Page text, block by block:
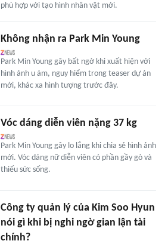
phù hợp với tạo hình nhân vật mới.
Không nhận ra Park Min Young
Park Min Young gây bất ngờ khi xuất hiện với
hình ảnh u ám, nguy hiểm trong teaser dự án
mới, khác xa hình tượng trước đây.
Vóc dáng diễn viên nặng 37 kg
Park Min Young gây lo lắng khi chia sẻ hình ảnh
mới. Vóc dáng nữ diễn viên có phần gầy gò và
thiếu sức sống.
Công ty quản lý của Kim Soo Hyun
nói gì khi bị nghi ngờ gian lận tài
chính?